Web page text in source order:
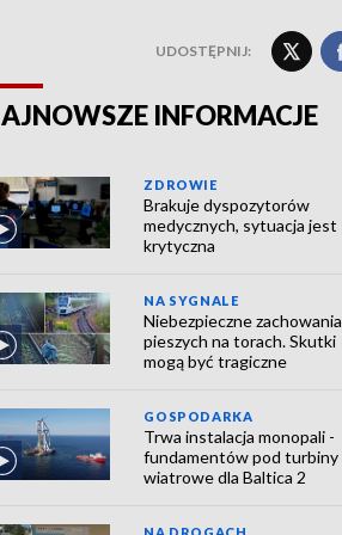
UDOSTĘPNIJ:
INFORMACJE
ZDROWIE
Brakuje dyspozytorów
medycznych, sytuacja jest
krytyczna
NA SYGNALE
Niebezpieczne zachowania
pieszych na torach. Skutki
mogą być tragiczne
GOSPODARKA
Trwa instalacja monopali -
fundamentów pod turbiny
wiatrowe dla Baltica 2